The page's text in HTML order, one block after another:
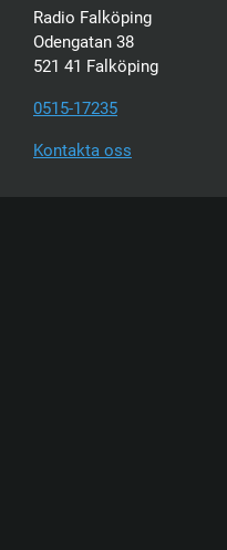
Radio Falköping
Odengatan 38
521 41 Falköping
0515-17235
Kontakta oss